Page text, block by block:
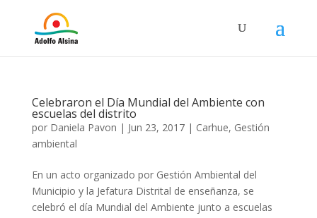
Celebraron el Día Mundial del Ambiente con
escuelas del distrito
por Daniela Pavon | Jun 23, 2017| Carhue, Gestión
ambiental
En un acto organizado por Gestión Ambiental del
Municipio y la Jefatura Distrital de enseñanza, se
celebró el día Mundial del Ambiente junto a escuelas